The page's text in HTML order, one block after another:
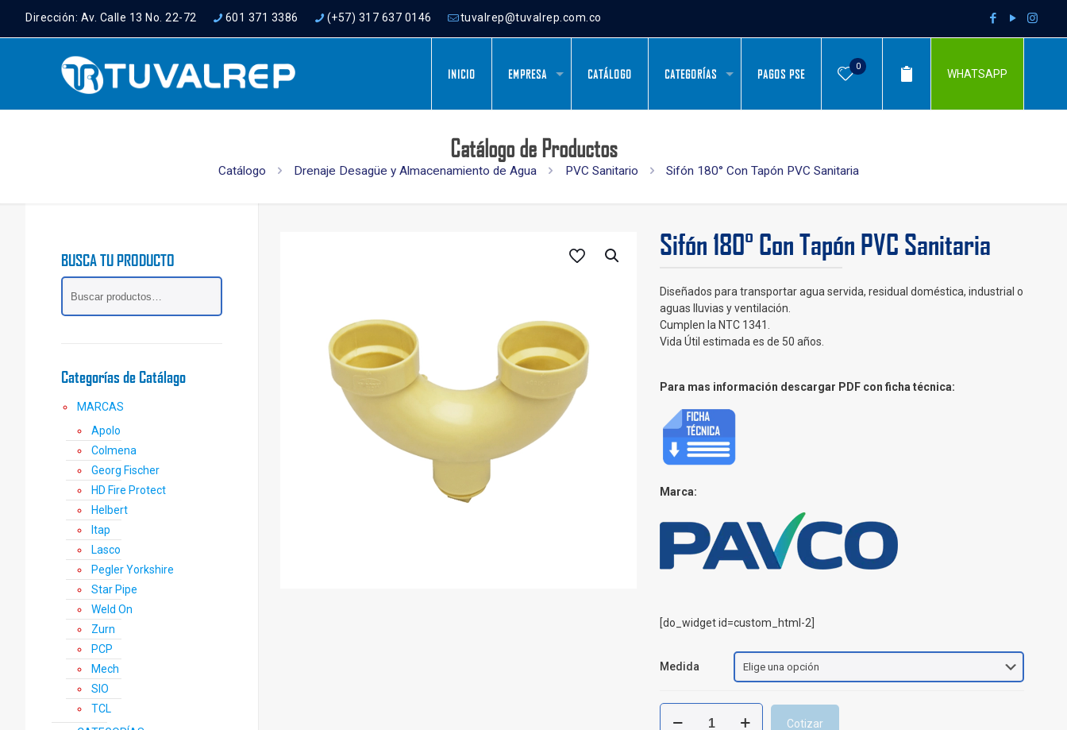
Dirección: Av. Calle 13 No. 22-72 601 371 3386 (+57) 317 637 0146 tuvalrep@tuvalrep.com.co
INICIO EMPRESA CATÁLOGO CATEGORÍAS PAGOS PSE
0
WHATSAPP
Catálogo de Productos
Catálogo Drenaje Desagüe y Almacenamiento de Agua PVC Sanitario Sifón 180° Con Tapón PVC Sanitaria
Sifón 180° Con Tapón PVC Sanitaria
Diseñados para transportar agua servida, residual doméstica, industrial o
aguas lluvias y ventilación.
Cumplen la NTC 1341.
Vida Útil estimada es de 50 años.
Para mas información descargar PDF con ficha técnica:
Marca:
[do_widget id=custom_html-2]
Medida
Sifón
180°
Cotizar
BUSCA TU PRODUCTO
Categorías de Catálago
MARCAS
Apolo
Colmena
Georg Fischer
HD Fire Protect
Helbert
Itap
Lasco
Pegler Yorkshire
Star Pipe
Weld On
Zurn
PCP
Mech
SIO
TCL